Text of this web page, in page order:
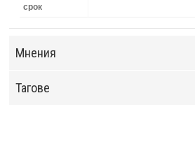
срок
Мнения
Тагове